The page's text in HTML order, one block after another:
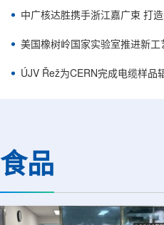
中广核达胜携手浙江嘉广束 打
美国橡树岭国家实验室推进新
ÚJV Řež为CERN完成电缆样品
食品